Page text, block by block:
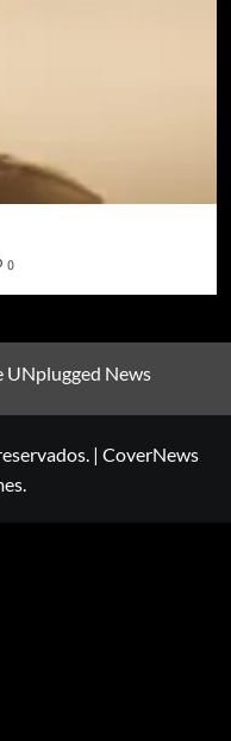
0
UNplugged News
| CoverNews